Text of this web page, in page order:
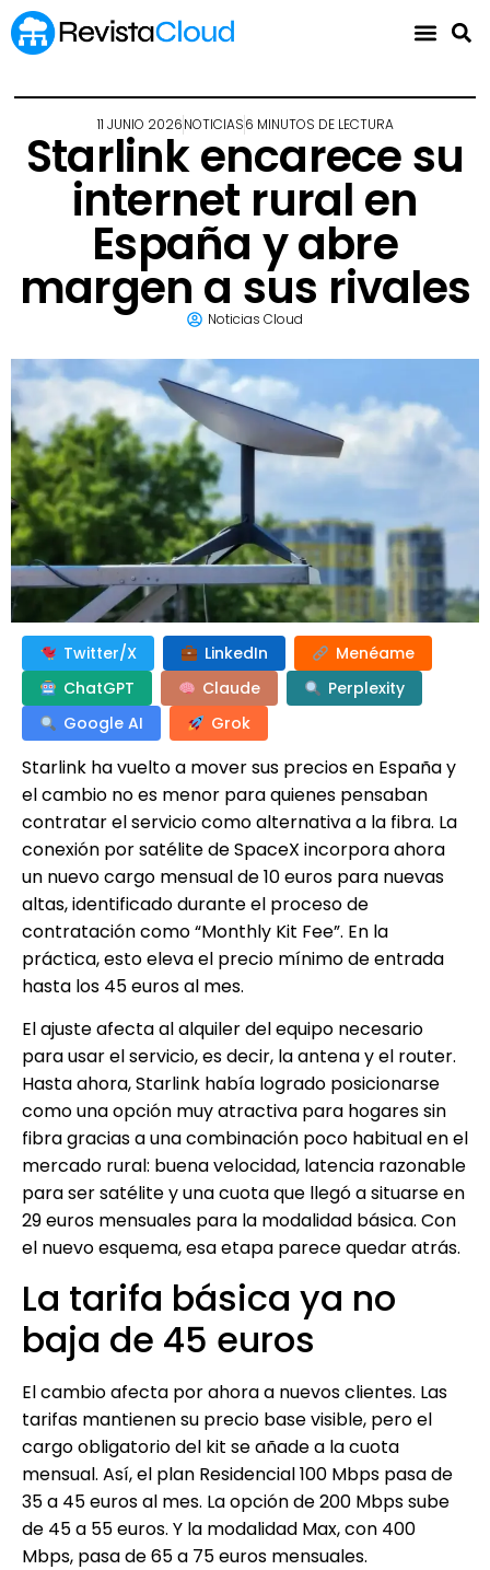
11 JUNIO 2026NOTICIAS6 MINUTOS DE LECTURA
Starlink encarece su
internet rural en
España y abre
margen a sus rivales
Noticias Cloud
Twitter/X LinkedIn
Menéame
ChatGPT
Claude
Perplexity
Google AI
Grok
Starlink ha vuelto a mover sus precios en España y
el cambio no es menor para quienes pensaban
contratar el servicio como alternativa a la fibra. La
conexión por satélite de SpaceX incorpora ahora
un nuevo cargo mensual de 10 euros para nuevas
altas, identificado durante el proceso de
contratación como “Monthly Kit Fee”. En la
práctica, esto eleva el precio mínimo de entrada
hasta los 45 euros al mes.
El ajuste afecta al alquiler del equipo necesario
para usar el servicio, es decir, la antena y el router.
Hasta ahora, Starlink había logrado posicionarse
como una opción muy atractiva para hogares sin
fibra gracias a una combinación poco habitual en el
mercado rural: buena velocidad, latencia razonable
para ser satélite y una cuota que llegó a situarse en
29 euros mensuales para la modalidad básica. Con
el nuevo esquema, esa etapa parece quedar atrás.
La tarifa básica ya no
baja de 45 euros
El cambio afecta por ahora a nuevos clientes. Las
tarifas mantienen su precio base visible, pero el
cargo obligatorio del kit se añade a la cuota
mensual. Así, el plan Residencial 100 Mbps pasa de
35 a 45 euros al mes. La opción de 200 Mbps sube
de 45 a 55 euros. Y la modalidad Max, con 400
Mbps, pasa de 65 a 75 euros mensuales.